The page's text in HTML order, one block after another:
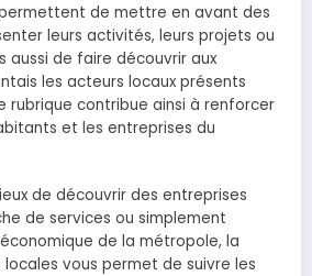
de mettre en avant des
leurs activités, leurs projets ou
aussi de faire découvrir aux
les acteurs locaux présents
rubrique contribue ainsi à renforcer
et les entreprises du
de découvrir des entreprises
de services ou simplement
de la métropole, la
locales vous permet de suivre les